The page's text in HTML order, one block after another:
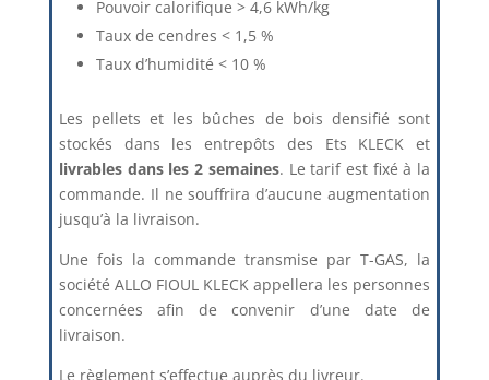
Pouvoir calorifique > 4,6 kWh/kg
Taux de cendres < 1,5 %
Taux d’humidité < 10 %
Les pellets et les bûches de bois densifié sont
stockés dans les entrepôts des Ets KLECK et
livrables dans les 2 semaines. Le tarif est fixé à la
commande. Il ne souffrira d’aucune augmentation
jusqu’à la livraison.
Une fois la commande transmise par T-GAS, la
société ALLO FIOUL KLECK appellera les personnes
concernées afin de convenir d’une date de
livraison.
Le règlement s’effectue auprès du livreur.